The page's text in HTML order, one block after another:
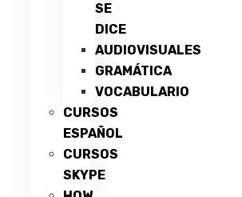
SE
DICE
AUDIOVISUALES
GRAMÁTICA
VOCABULARIO
CURSOS
ESPAÑOL
CURSOS
SKYPE